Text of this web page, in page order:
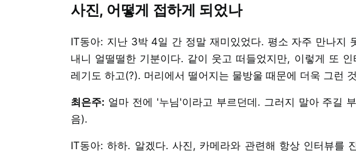
사진, 어떻게 접하게 되었나
IT동아: 지난 3박 4일 간 정말 재미있었다. 평소 자주 만나지
내니 얼떨떨한 기분이다. 같이 웃고 떠들었지만, 이렇게 또
레기도 하고(?). 머리에서 떨어지는 물방울 때문에 더욱 그런
최은주: 얼마 전에 '누님'이라고 부르던데. 그러지 말아 주길
음).
IT동아: 하하. 알겠다. 사진, 카메라와 관련해 항상 인터뷰를